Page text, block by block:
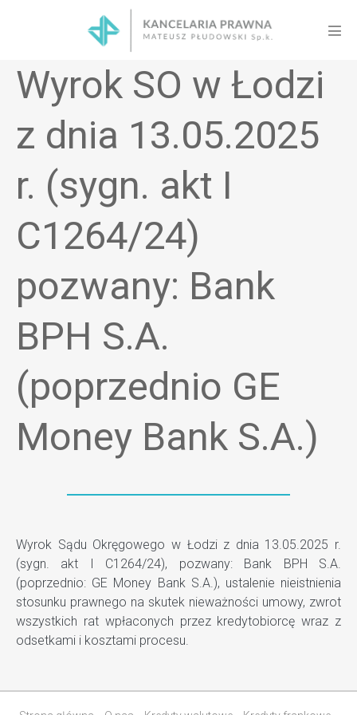
Wyrok SO w Łodzi
z dnia 13.05.2025
r. (sygn. akt I
C1264/24)
pozwany: Bank
BPH S.A.
(poprzednio GE
Money Bank S.A.)
Wyrok Sądu Okręgowego w Łodzi z dnia 13.05.2025 r.
(sygn. akt I C1264/24), pozwany: Bank BPH S.A.
(poprzednio: GE Money Bank S.A.), ustalenie nieistnienia
stosunku prawnego na skutek nieważności umowy, zwrot
wszystkich rat wpłaconych przez kredytobiorcę wraz z
odsetkami i kosztami procesu.